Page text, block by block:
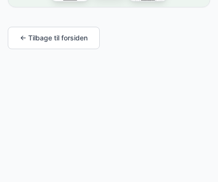
← Tilbage til forsiden